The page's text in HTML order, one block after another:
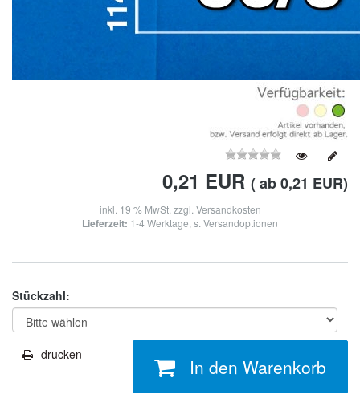
0,21 EUR ( ab 0,21 EUR)
inkl. 19 % MwSt. zzgl. Versandkosten
Lieferzeit: 1-4 Werktage, s. Versandoptionen
Stückzahl:
drucken
In den Warenkorb